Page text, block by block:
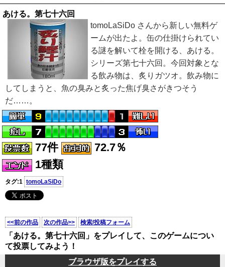
あける。第七十六回
tomoLaSiDo さんから新しい無料ゲ
ームが出たよ。缶の仕掛けられてい
る謎を解いて栓を開ける、あける。
シリーズ第七十六回。今回対象とな
る飲み物は、炙りガツオ。飲み物に
してしまうと、魚の臭みと炙った焦げ臭さがきつそう
だ……。
77件
72.7％
1種類
タグ:1 tomoLaSiDo
<<前の作品 次の作品>> 検索/投稿フォーム
「あける。第七十六回」をプレイして、このゲームについ
て投票してみよう！
ブラウザ版をプレイする